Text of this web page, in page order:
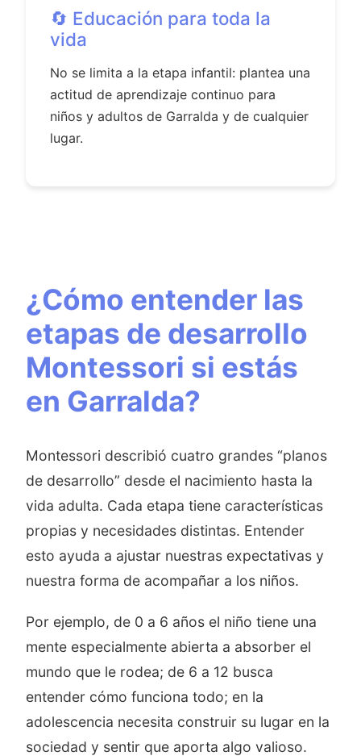
🔄 Educación para toda la
vida
No se limita a la etapa infantil: plantea una
actitud de aprendizaje continuo para
niños y adultos de Garralda y de cualquier
lugar.
¿Cómo entender las
etapas de desarrollo
Montessori si estás
en Garralda?
Montessori describió cuatro grandes “planos
de desarrollo” desde el nacimiento hasta la
vida adulta. Cada etapa tiene características
propias y necesidades distintas. Entender
esto ayuda a ajustar nuestras expectativas y
nuestra forma de acompañar a los niños.
Por ejemplo, de 0 a 6 años el niño tiene una
mente especialmente abierta a absorber el
mundo que le rodea; de 6 a 12 busca
entender cómo funciona todo; en la
adolescencia necesita construir su lugar en la
sociedad y sentir que aporta algo valioso.